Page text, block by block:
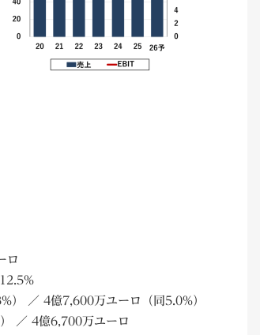
ロ
） ／ 4億7,600万ユーロ（同5.0%）
／ 4億6,700万ユーロ